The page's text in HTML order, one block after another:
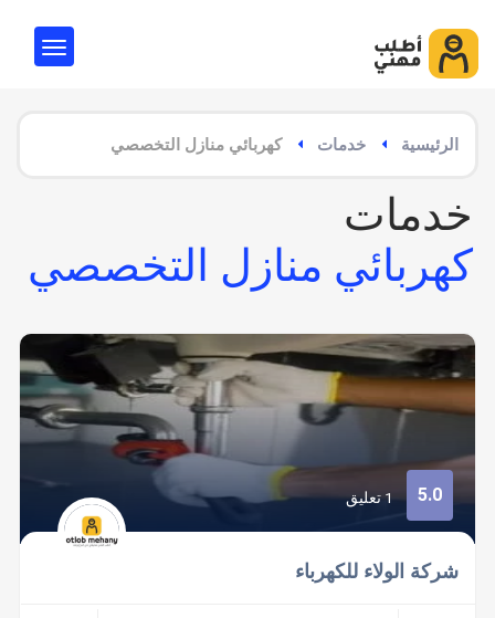
الرئيسية خدمات كهربائي منازل التخصصي
خدمات
كهربائي منازل التخصصي
5.0 1 تعليق
شركة الولاء للكهرباء